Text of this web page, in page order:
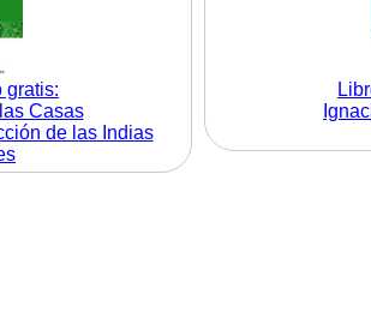
gratis:
Casas
de las Indias